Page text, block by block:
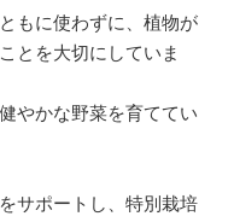
もに使わずに、植物が
とを大切にしていま
やかな野菜を育ててい
サポートし、特別栽培